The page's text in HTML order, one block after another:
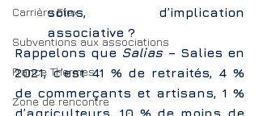
Carrière Etex
Subventions aux associations
France Thermes
Zone de rencontre
soins, d’implication
associative ?
Rappelons que Salias – Salies en
2021, c’est 41 % de retraités, 4 %
de commerçants et artisans, 1 %
d’agriculteurs, 10 % de moins de